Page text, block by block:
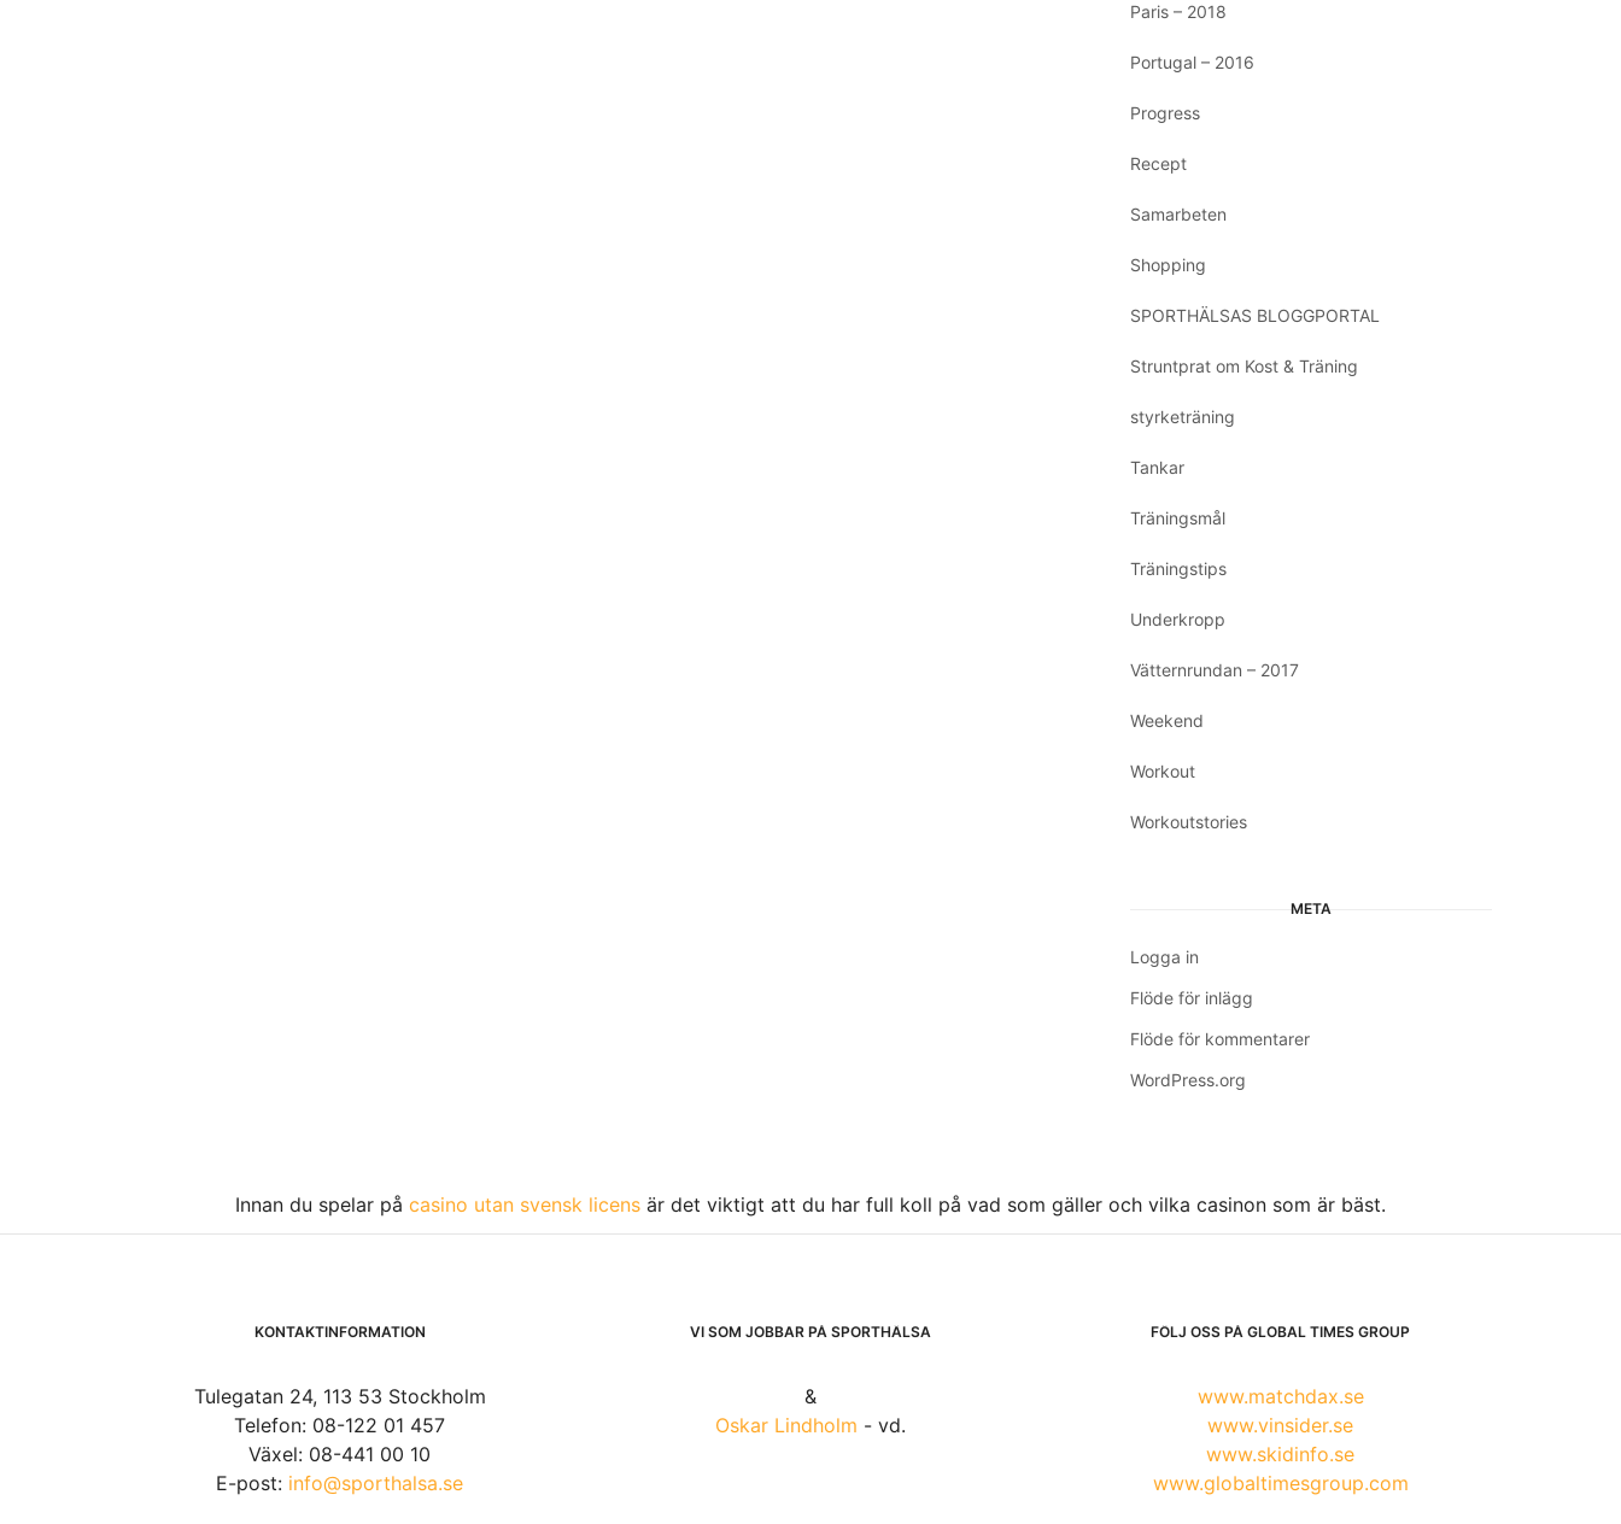
Paris – 2018
Portugal – 2016
Progress
Recept
Samarbeten
Shopping
SPORTHÄLSAS BLOGGPORTAL
Struntprat om Kost & Träning
styrketräning
Tankar
Träningsmål
Träningstips
Underkropp
Vätternrundan – 2017
Weekend
Workout
Workoutstories
META
Logga in
Flöde för inlägg
Flöde för kommentarer
WordPress.org
Innan du spelar på casino utan svensk licens är det viktigt att du har full koll på vad som gäller och vilka casinon som är bäst.
KONTAKTINFORMATION
Tulegatan 24, 113 53 Stockholm
Telefon: 08-122 01 457
Växel: 08-441 00 10
E-post: info@sporthalsa.se
VI SOM JOBBAR PÅ SPORTHÄLSA
&
Oskar Lindholm - vd.
FÖLJ OSS PÅ GLOBAL TIMES GROUP
www.matchdax.se
www.vinsider.se
www.skidinfo.se
www.globaltimesgroup.com